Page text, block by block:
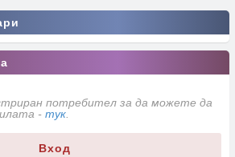
потребител за да можете да
- тук.
Вход